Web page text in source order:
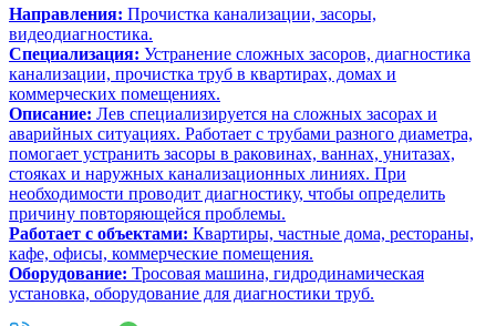
Направления: Прочистка канализации, засоры,
видеодиагностика.
Специализация: Устранение сложных засоров, диагностика
канализации, прочистка труб в квартирах, домах и
коммерческих помещениях.
Описание: Лев специализируется на сложных засорах и
аварийных ситуациях. Работает с трубами разного диаметра,
помогает устранить засоры в раковинах, ваннах, унитазах,
стояках и наружных канализационных линиях. При
необходимости проводит диагностику, чтобы определить
причину повторяющейся проблемы.
Работает с объектами: Квартиры, частные дома, рестораны,
кафе, офисы, коммерческие помещения.
Оборудование: Тросовая машина, гидродинамическая
установка, оборудование для диагностики труб.